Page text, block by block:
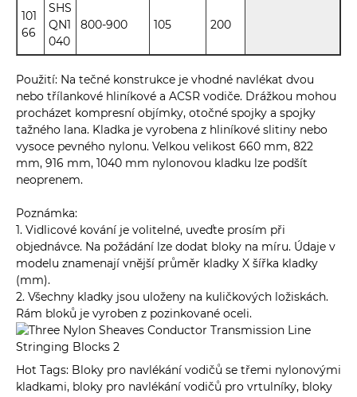
101
66
SHS
QN1
040
800-900 105 200
Použití: Na tečné konstrukce je vhodné navlékat dvou
nebo třílankové hliníkové a ACSR vodiče. Drážkou mohou
procházet kompresní objímky, otočné spojky a spojky
tažného lana. Kladka je vyrobena z hliníkové slitiny nebo
vysoce pevného nylonu. Velkou velikost 660 mm, 822
mm, 916 mm, 1040 mm nylonovou kladku lze podšít
neoprenem.
Poznámka:
1. Vidlicové kování je volitelné, uveďte prosím při
objednávce. Na požádání lze dodat bloky na míru. Údaje v
modelu znamenají vnější průměr kladky X šířka kladky
(mm).
2. Všechny kladky jsou uloženy na kuličkových ložiskách.
Rám bloků je vyroben z pozinkované oceli.
Hot Tags: Bloky pro navlékání vodičů se třemi nylonovými
kladkami, bloky pro navlékání vodičů pro vrtulníky, bloky